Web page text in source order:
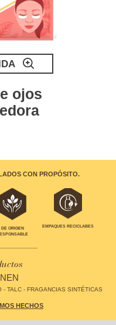
ojos
CON PROPÓSITO.
DE ORIGEN
EMPAQUES RECICLABES
- TALC - FRAGANCIAS SINTÉTICAS
HECHOS